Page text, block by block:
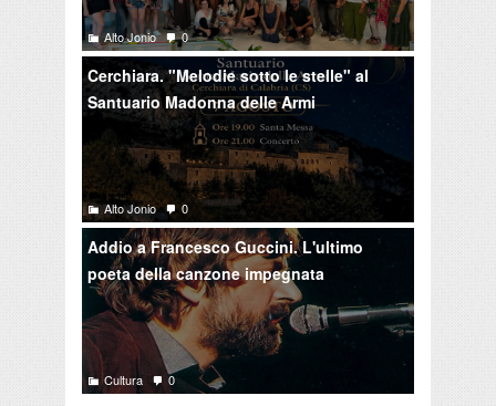
Alto Jonio 0
Cerchiara. "Melodie sotto le stelle" al
Santuario Madonna delle Armi
Alto Jonio 0
Addio a Francesco Guccini. L'ultimo
poeta della canzone impegnata
Cultura 0